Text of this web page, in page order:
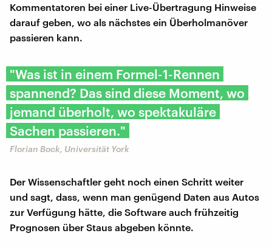
Kommentatoren bei einer Live-Übertragung Hinweise
darauf geben, wo als nächstes ein Überholmanöver
passieren kann.
"Was ist in einem Formel-1-Rennen
spannend? Das sind diese Moment, wo
jemand überholt, wo spektakuläre
Sachen passieren."
Florian Bock, Universität York
Der Wissenschaftler geht noch einen Schritt weiter
und sagt, dass, wenn man genügend Daten aus Autos
zur Verfügung hätte, die Software auch frühzeitig
Prognosen über Staus abgeben könnte.